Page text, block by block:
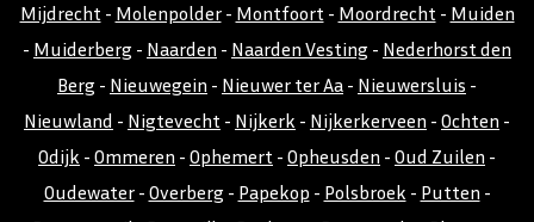
Mijdrecht- Molenpolder- Montfoort- Moordrecht- Muiden
- Muiderberg - Naarden - Naarden Vesting - Nederhorst den
Berg - Nieuwegein - Nieuwer ter Aa - Nieuwersluis -
Nieuwland - Nigtevecht - Nijkerk - Nijkerkerveen - Ochten -
Odijk - Ommeren - Ophemert - Opheusden - Oud Zuilen -
Oudewater- Overberg - Papekop - Polsbroek - Putten -